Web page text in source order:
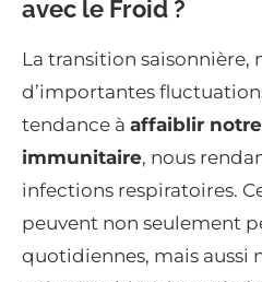
avec le Froid ?
La transition saisonnière,
d’importantes
tendance à affaiblir
immunitaire, nous
infections respiratoires.
peuvent non seulement
quotidiennes, mais aussi